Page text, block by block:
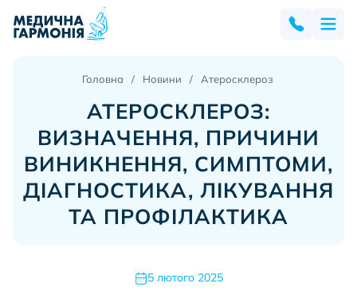
Головна Новини Атеросклероз
АТЕРОСКЛЕРОЗ:
ВИЗНАЧЕННЯ, ПРИЧИНИ
ВИНИКНЕННЯ, СИМПТОМИ,
ДІАГНОСТИКА, ЛІКУВАННЯ
ТА ПРОФІЛАКТИКА
5 лютого 2025